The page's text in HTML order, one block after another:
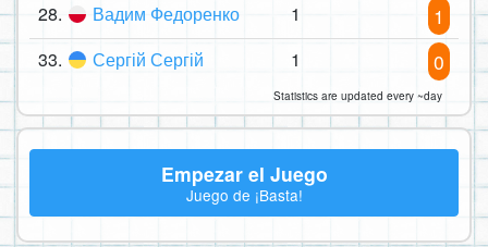
28. Вадим Федоренко 1 1
33. Сергій Сергій 1 0
Statistics are updated every ~day
Empezar el Juego
Juego de ¡Basta!